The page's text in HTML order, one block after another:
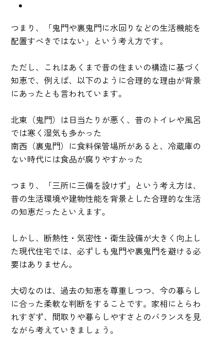
つまり、「鬼門や裏鬼門に水回りなどの生活機能を
配置すべきではない」という考え方です。
ただし、これはあくまで昔の住まいの構造に基づく
知恵で、例えば、以下のように合理的な理由が背景
にあったとも言われています。
北東（鬼門）は日当たりが悪く、昔のトイレや風呂
では寒く湿気も多かった
南西（裏鬼門）に食料保管場所があると、冷蔵庫の
ない時代には食品が腐りやすかった
つまり、「三所に三備を設けず」という考え方は、
昔の生活環境や建物性能を背景とした合理的な生活
の知恵だったといえます。
しかし、断熱性・気密性・衛生設備が大きく向上し
た現代住宅では、必ずしも鬼門や裏鬼門を避ける必
要はありません。
大切なのは、過去の知恵を尊重しつつ、今の暮らし
に合った柔軟な判断をすることです。家相にとらわ
れすぎず、間取りや暮らしやすさとのバランスを見
ながら考えていきましょう。